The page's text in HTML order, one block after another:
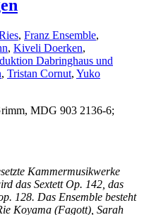
, Franz Ensemble,
, Kiveli Doerken,
Dabringhaus und
, Tristan Cornut, Yuko
MDG 903 2136-6;
Kammermusikwerke
das Sextett Op. 142, das
128. Das Ensemble besteht
Koyama (Fagott), Sarah